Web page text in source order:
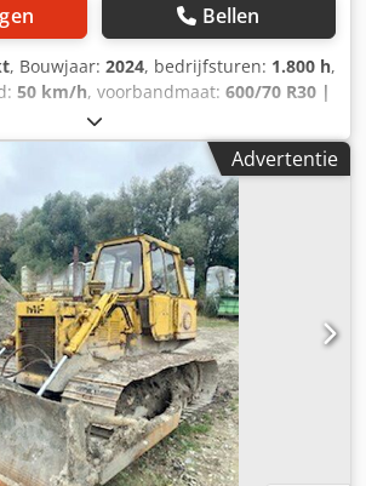
Bellen
, Bouwjaar: 2024, bedrijfsturen: 1.800 h,
50 km/h, voorbandmaat: 600/70 R30 |
710/70 R42 | 0%
bedden:43, Banden (v):600/70 R30,
R42, bedrijfsuren:1800, eerste
/ technische
vermogen 195/265 kW/pk (ISO
1200 Nm Maximaal vermogen met
209/285 kW/pk Max. koppel met
1257 Nm 6 cilinders, 7,4l AGCO
CR, 4V Emissienorm (DOC+SC+SCR)
Stage 5 Elektronische
Vistronic ventilatorregeling
Powercore motorluchtfilter met
EasyCare koelerpakket Extra
met waterafscheider Crjdpfx Agszdmtvs
van 500 liter
Advertentie